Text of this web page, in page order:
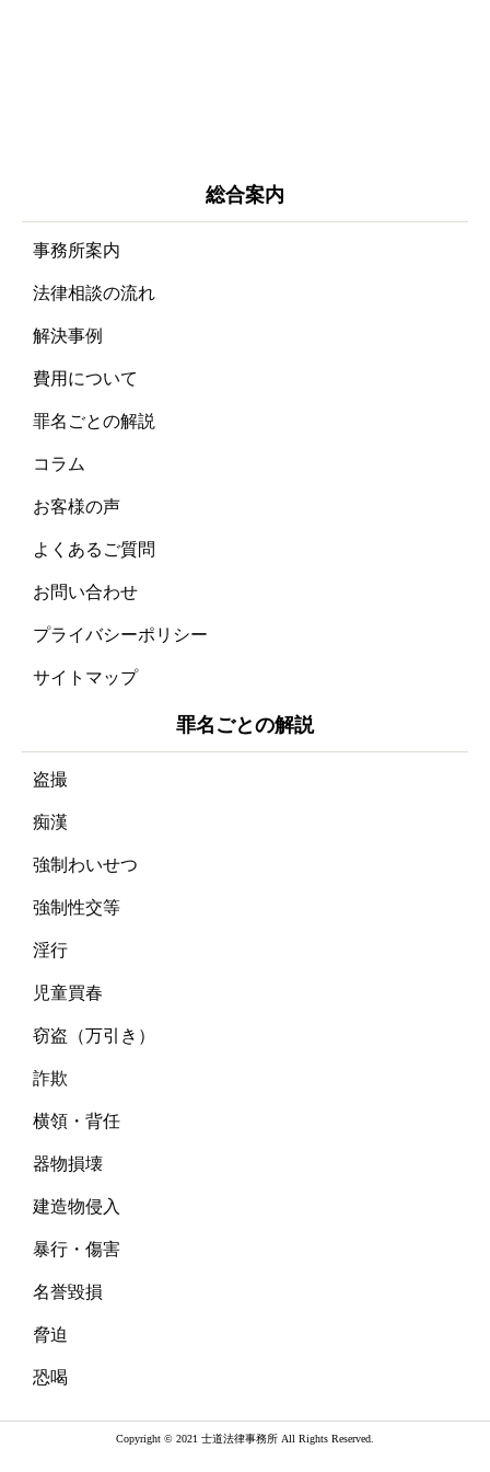
総合案内
事務所案内
法律相談の流れ
解決事例
費用について
罪名ごとの解説
コラム
お客様の声
よくあるご質問
お問い合わせ
プライバシーポリシー
サイトマップ
罪名ごとの解説
盗撮
痴漢
強制わいせつ
強制性交等
淫行
児童買春
窃盗（万引き）
詐欺
横領・背任
器物損壊
建造物侵入
暴行・傷害
名誉毀損
脅迫
恐喝
Copyright © 2021 士道法律事務所 All Rights Reserved.